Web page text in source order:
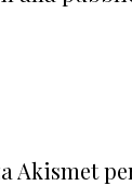
Akismet